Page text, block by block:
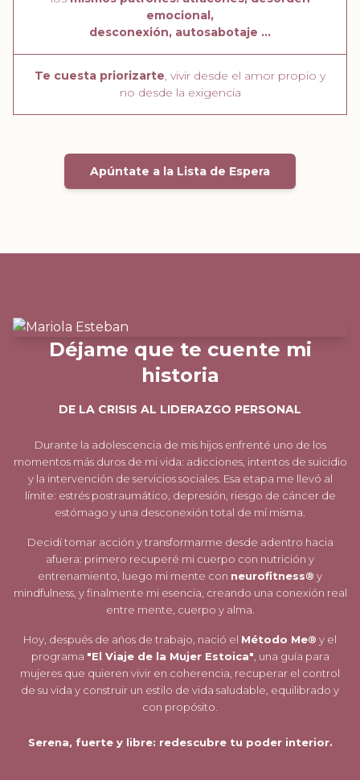
emocional,
desconexión, autosabotaje ...
Te cuesta priorizarte, vivir desde el amor propio y
no desde la exigencia
Apúntate a la Lista de Espera
Déjame que te cuente mi
historia
DE LA CRISIS AL LIDERAZGO PERSONAL
Durante la adolescencia de mis hijos enfrenté uno de los
momentosmás duros de mi vida: adicciones, intentos de suicidio
y la intervención de servicios sociales. Esa etapa me llevó al
límite: estréspostraumático, depresión, riesgo de cáncer de
estómago y una desconexión total de mí misma.
Decidí tomar acción y transformarme desde adentro hacia
afuera: primero recuperé mi cuerpo con nutrición y
entrenamiento, luego mi mente con neurofitness® y
mindfulness, y finalmente mi esencia, creando una conexión real
entre mente, cuerpo y alma.
Hoy, después de años de trabajo, nació el Método Me® y el
programa "El Viaje de la Mujer Estoica" , una guía para
mujeres que quieren vivir en coherencia, recuperar el control
de su vida y construir un estilo de vida saludable, equilibrado y
con propósito.
Serena, fuerte y libre: redescubre tu poder interior.